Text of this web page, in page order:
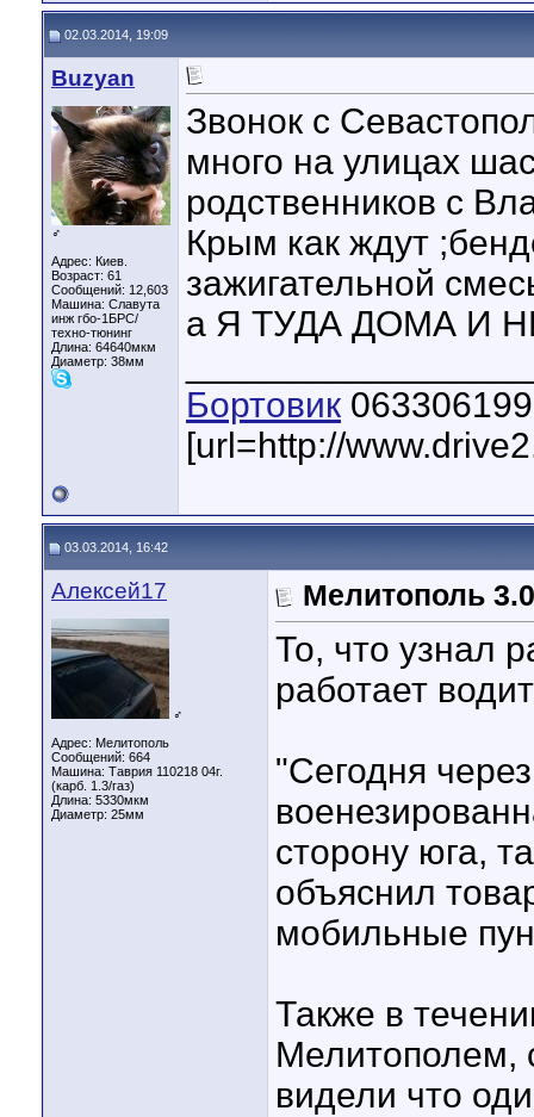
02.03.2014, 19:09
Buzyan
♂
Адрес: Киев.
Возраст: 61
Сообщений: 12,603
Машина: Славута
инж гбо-1БРС/
техно-тюнинг
Длина: 64640мкм
Диаметр: 38мм
Звонок с
много на улицах
родственников с
Крым как ждут
зажигательной
а Я ТУДА ДОМА И
Бортовик
[url=http://
03.03.2014, 16:42
Алексей17
♂
Адрес: Мелитополь
Сообщений: 664
Машина: Таврия 110218 04г.
(карб. 1.3/газ)
Длина: 5330мкм
Диаметр: 25мм
Мелитополь
То, что узнал
работает
"Сегодня
сторону юга,
объяснил
мобильные
Также в
Мелитополем,
видели что